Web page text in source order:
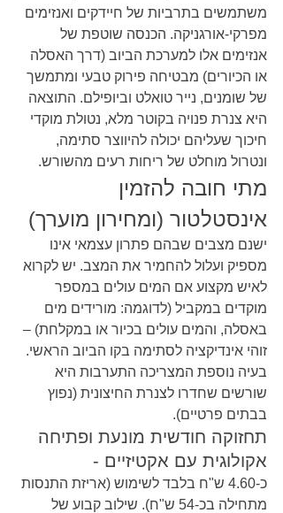
משתמשים בתרביות של חיידקים ואנזימים
מפרקי-אורגניקה. הכנסה שוטפת של
אנזימים אלו למערכת הביוב (דרך האסלה
או הכיורים) מבטיחה פירוק טבעי ומתמשך
של שומנים, נייר טואלט וביופילם. התוצאה
היא צנרת פנויה בקוטר מלא, נטולת מוקדי
חיכוך שעליהם יכולה להיווצר סתימה,
ונטרול מוחלט של ריחות רעים מהשורש.
מתי חובה להזמין
אינסטלטור (ומחירון מוערך)
ישנם מצבים שבהם פתרון עצמאי אינו
מספיק ועלול להחמיר את המצב. יש לקרוא
לאיש מקצוע אם המים עולים במספר
מוקדים במקביל (לדוגמה: מורידים מים
באסלה, והמים עולים בכיור או במקלחת) –
זוהי אינדיקציה לסתימה בקו הביוב הראשי.
בעיה נוספת המצריכה התערבות היא
שורשים שחדרו לצנרת החיצונית (נפוץ
בבתים פרטיים).
תחזוקה חודשית מונעת ופתיחה
אקולוגית עם אקטיזיים -
כ-4.60 ש"ח בלבד לשימוש (אריזת התנסות
מתחילה בכ-54 ש"ח). שילוב קבוע של